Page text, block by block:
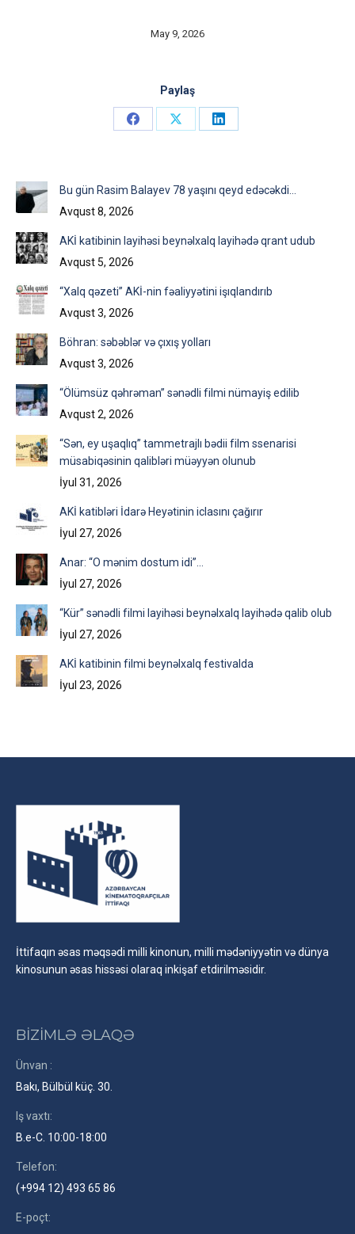
May 9, 2026
Paylaş
Share
Share
Share
Bu gün Rasim Balayev 78 yaşını qeyd edəcəkdi…
Avqust 8, 2026
AKİ katibinin layihəsi beynəlxalq layihədə qrant udub
Avqust 5, 2026
“Xalq qəzeti” AKİ-nin fəaliyyətini işıqlandırıb
Avqust 3, 2026
Böhran: səbəblər və çıxış yolları
Avqust 3, 2026
“Ölümsüz qəhrəman” sənədli filmi nümayiş edilib
Avqust 2, 2026
“Sən, ey uşaqlıq” tammetrajlı bədii film ssenarisi
müsabiqəsinin qalibləri müəyyən olunub
İyul 31, 2026
AKİ katibləri İdarə Heyətinin iclasını çağırır
İyul 27, 2026
Anar: “O mənim dostum idi”…
İyul 27, 2026
“Kür” sənədli filmi layihəsi beynəlxalq layihədə qalib olub
İyul 27, 2026
AKİ katibinin filmi beynəlxalq festivalda
İyul 23, 2026
İttifaqın əsas məqsədi milli kinonun, milli mədəniyyətin və dünya
kinosunun əsas hissəsi olaraq inkişaf etdirilməsidir.
BİZİMLƏ ƏLAQƏ
Ünvan :
Bakı, Bülbül küç. 30.
Iş vaxtı:
B.e-C. 10:00-18:00
Telefon:
(+994 12) 493 65 86
E-poçt: